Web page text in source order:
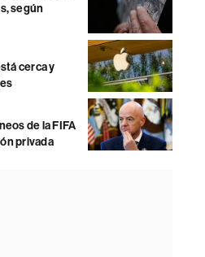
según
cerca y
de la FIFA
privada